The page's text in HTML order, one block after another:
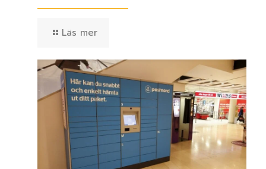
Läs mer